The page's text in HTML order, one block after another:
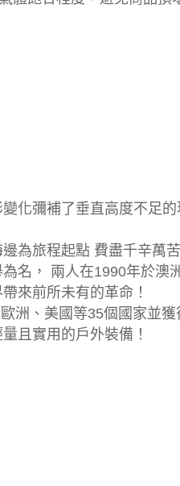
化彌補了垂直高度不足
為旅程起點 費盡千辛萬
名， 兩人在1990年於澳
來前所未有的革命！
洲、美國等35個國家並
且實用的戶外裝備！